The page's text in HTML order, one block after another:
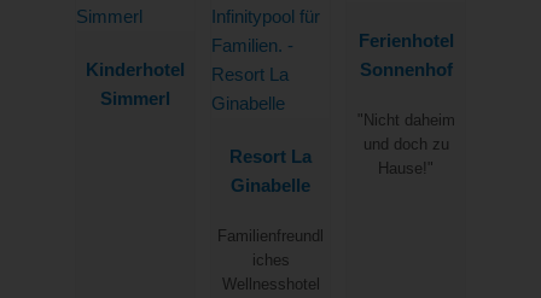
Kinderhotel
Simmerl
Resort La
Ginabelle
Familienfreundl
iches
Wellnesshotel
Ferienhotel
Sonnenhof
"Nicht daheim
und doch zu
Hause!"